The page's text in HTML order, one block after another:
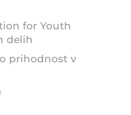
for Youth
delih
prihodnost v